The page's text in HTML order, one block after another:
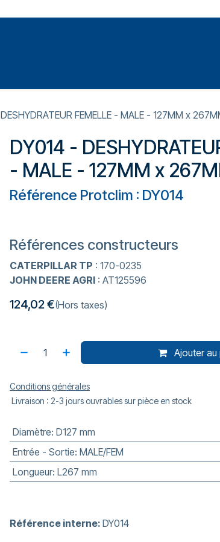
DESHYDRATEUR FEMELLE - MALE - 127MM x
DY014 -
- MALE - 127MM x
Référence Protclim : DY014
Références constructeurs
CATERPILLAR TP : 170-0235
JOHN DEERE AGRI: AT125596
124,02€(Hors taxes)
Ajouter au
Conditions générales
Livraison : 2-3 jours ouvrables sur pièce en stock
Diamètre: D127 mm
Entrée - Sortie: MALE/FEM
Longueur: L267 mm
Référence interne: DY014